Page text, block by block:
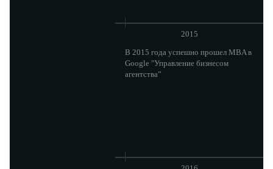
В 2015 года успешно прошел MBA в
Google "Управление бизнесом
агентства”
2015